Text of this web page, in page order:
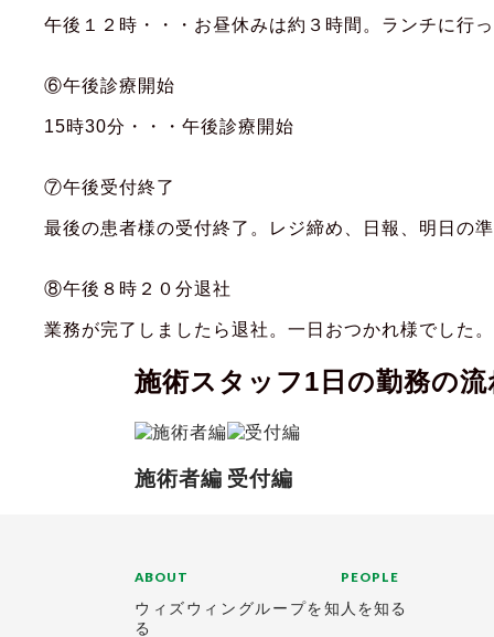
午後１２時・・・お昼休みは約３時間。ランチに行
⑥午後診療開始
15時30分・・・午後診療開始
⑦午後受付終了
最後の患者様の受付終了。レジ締め、日報、明日の
⑧午後８時２０分退社
業務が完了しましたら退社。一日おつかれ様でした。
施術スタッフ1日の勤務の流
施術者編 受付編
ABOUT
ウィズウィングループを知
る
PEOPLE
人を知る